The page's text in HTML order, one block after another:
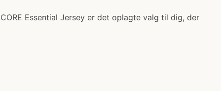
Essential Jersey er det oplagte valg til dig, der